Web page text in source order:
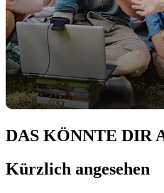
DAS KÖNNTE DIR
Kürzlich angesehen